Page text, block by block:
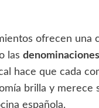
ofrecen una
las
hace que cada
brilla y
española.